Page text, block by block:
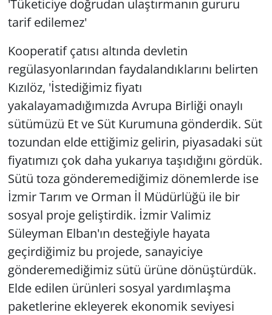
'Tüketiciye doğrudan ulaştırmanın gururu
tarif edilemez'
Kooperatif çatısı altında devletin
regülasyonlarından faydalandıklarını belirten
Kızılöz, 'İstediğimiz fiyatı
yakalayamadığımızda Avrupa Birliği onaylı
sütümüzü Et ve Süt Kurumuna gönderdik. Süt
tozundan elde ettiğimiz gelirin, piyasadaki süt
fiyatımızı çok daha yukarıya taşıdığını gördük.
Sütü toza gönderemediğimiz dönemlerde ise
İzmir Tarım ve Orman İl Müdürlüğü ile bir
sosyal proje geliştirdik. İzmir Valimiz
Süleyman Elban'ın desteğiyle hayata
geçirdiğimiz bu projede, sanayiciye
gönderemediğimiz sütü ürüne dönüştürdük.
Elde edilen ürünleri sosyal yardımlaşma
paketlerine ekleyerek ekonomik seviyesi